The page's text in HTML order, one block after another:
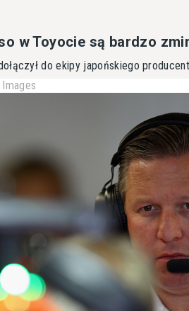
w Toyocie są bardzo
do ekipy japońskiego